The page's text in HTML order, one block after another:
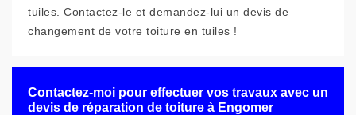
tuiles. Contactez-le et demandez-lui un devis de
changement de votre toiture en tuiles !
Contactez-moi pour effectuer vos travaux avec un
devis de réparation de toiture à Engomer